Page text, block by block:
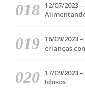
12/07/2023
16/09/2023
crianças
17/09/2023
Idosos